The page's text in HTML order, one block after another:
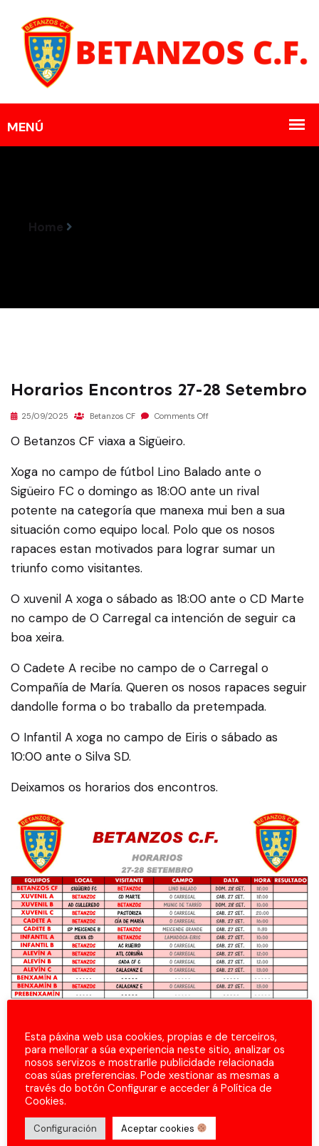
Home
Horarios Encontros 27-28 Setembro
25/09/2025 Betanzos CF Comments Off
O Betanzos CF viaxa a Sigüeiro.
Xoga no campo de fútbol Lino Balado ante o
Sigüeiro FC o domingo as 18:00 ante un rival
potente na categoría que manexa mui ben a sua
situación como equipo local. Polo que os nosos
rapaces estan motivados para lograr sumar un
triunfo como visitantes.
O xuvenil A xoga o sábado as 18:00 ante o CD Marte
no campo de O Carregal ca intención de seguir ca
boa xeira.
O Cadete A recibe no campo de o Carregal o
Compañía de María. Queren os nosos rapaces seguir
dandolle forma o bo traballo da pretempada.
O Infantil A xoga no campo de Eiris o sábado as
10:00 ante o Silva SD.
Deixamos os horarios dos encontros.
Esta páxina web usa cookies, propias e de terceiros,
para mellorar a súa experiencia neste sitio, analizar os
nosos servizos e mostrarlle publicidade relacionada
coas súas preferencias. Pode xestionar as mesmas a
través do botón Configurar e acceder á Política de
Cookies.
Configuración Aceptar cookies